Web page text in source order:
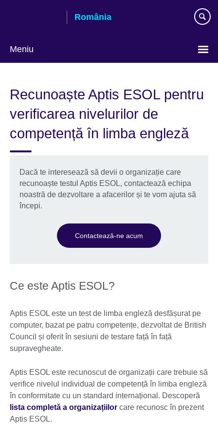
România
Meniu
Recunoaște Aptis ESOL pentru
verificarea nivelurilor de
competență în limba engleză
Dacă te interesează să devii o organizație care
recunoaște testul Aptis ESOL, contactează echipa
noastră de dezvoltare a afacerilor și te vom ajuta să
începi.
Contactează-ne acum
Ce este Aptis ESOL?
Aptis ESOL este un test de limba engleză desfășurat pe
computer, bazat pe patru competențe, dezvoltat de British
Council și oferit în sesiuni de testare față în față
supravegheate.
Aptis ESOL este recunoscut de organizații care trebuie să
verifice nivelul individual de competență în limba engleză
în conformitate cu un standard internațional. Descoperă
lista completă a organizațiilor care recunosc în prezent
Aptis ESOL.